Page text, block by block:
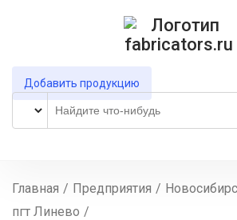
Добавить продукцию
Главная / Предприятия /
пгт Линево /